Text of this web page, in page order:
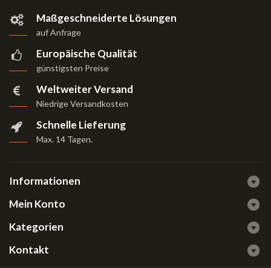
Maßgeschneiderte Lösungen
auf Anfrage
Europäische Qualität
günstigsten Preise
Weltweiter Versand
Niedrige Versandkosten
Schnelle Lieferung
Max. 14 Tagen.
Informationen
Mein Konto
Kategorien
Kontakt